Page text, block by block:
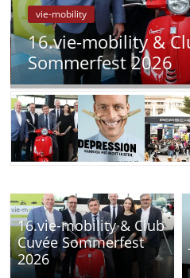
vie-mobility
16.vie-mobility &
Sommerfest 2026
16.vie-mobility & Club
Cuvée Sommerfest
2026